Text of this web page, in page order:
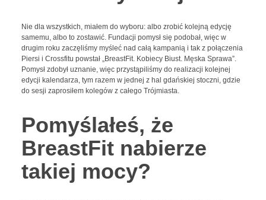
Nie dla wszystkich, miałem do wyboru: albo zrobić kolejną edycję
samemu, albo to zostawić. Fundacji pomysł się podobał, więc w
drugim roku zaczęliśmy myśleć nad całą kampanią i tak z połączenia
Piersi i Crossfitu powstał „BreastFit. Kobiecy Biust. Męska Sprawa”.
Pomysł zdobył uznanie, więc przystąpiliśmy do realizacji kolejnej
edycji kalendarza, tym razem w jednej z hal gdańskiej stoczni, gdzie
do sesji zaprosiłem kolegów z całego Trójmiasta.
Pomyślałeś, że
BreastFit nabierze
takiej mocy?